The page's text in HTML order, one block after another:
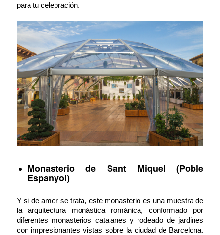
para tu celebración.
Monasterio de Sant Miquel (Poble
Espanyol)
Y si de amor se trata, este monasterio es una muestra de
la arquitectura monástica románica, conformado por
diferentes monasterios catalanes y rodeado de jardines
con impresionantes vistas sobre la ciudad de Barcelona.